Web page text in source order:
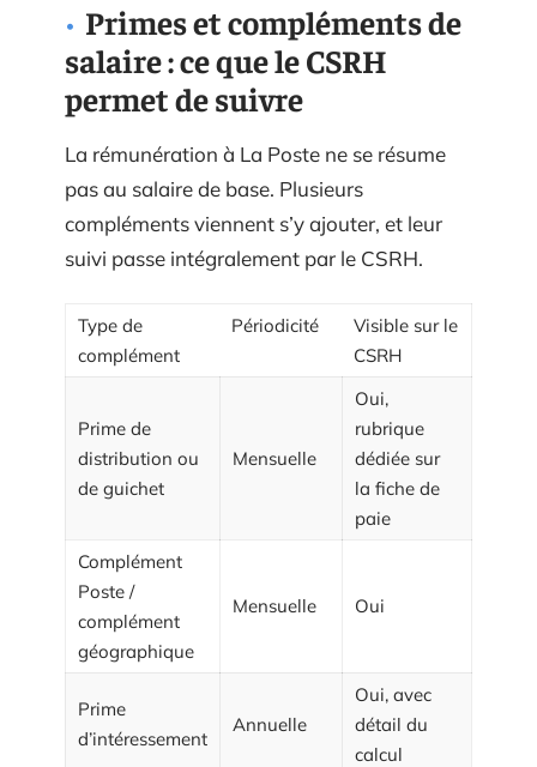
Primes et compléments de
salaire : ce que le CSRH
permet de suivre
La rémunération à La Poste ne se résume
pas au salaire de base. Plusieurs
compléments viennent s’y ajouter, et leur
suivi passe intégralement par le CSRH.
Type de
complément
Périodicité
Visible sur le
CSRH
Prime de
distribution ou
de guichet
Mensuelle
Oui,
rubrique
dédiée sur
la fiche de
paie
Complément
Poste /
complément
géographique
Mensuelle Oui
Prime
d’intéressement
Annuelle
Oui, avec
détail du
calcul